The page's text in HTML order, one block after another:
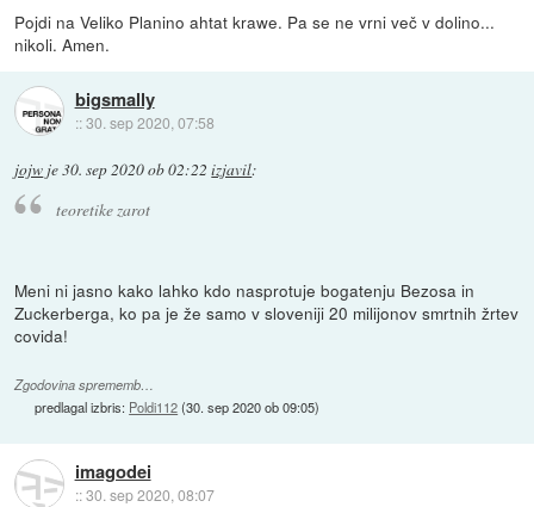
Pojdi na Veliko Planino ahtat krawe. Pa se ne vrni več v dolino...
nikoli. Amen.
bigsmally
::30. sep 2020, 07:58
jojw je30. sep 2020 ob 02:22 izjavil:
teoretike zarot
Meni ni jasno kako lahko kdo nasprotuje bogatenju Bezosa in
Zuckerberga, ko pa je že samo v sloveniji 20 milijonov smrtnih žrtev
covida!
Zgodovina sprememb…
predlagal izbris: Poldi112(30. sep 2020 ob 09:05)
imagodei
::30. sep 2020, 08:07